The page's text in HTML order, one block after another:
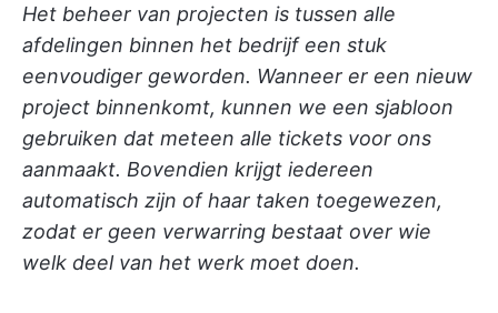
Het beheer van projecten is tussen alle
afdelingen binnen het bedrijf een stuk
eenvoudiger geworden. Wanneer er een nieuw
project binnenkomt, kunnen we een sjabloon
gebruiken dat meteen alle tickets voor ons
aanmaakt. Bovendien krijgt iedereen
automatisch zijn of haar taken toegewezen,
zodat er geen verwarring bestaat over wie
welk deel van het werk moet doen.